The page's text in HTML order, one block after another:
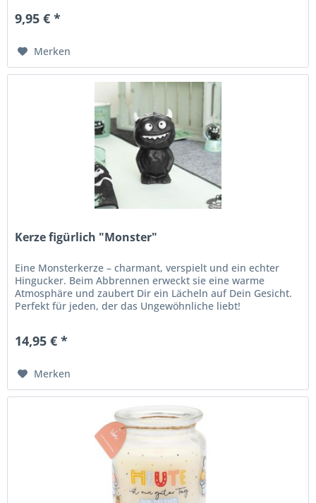
9,95 € *
Merken
Kerze figürlich "Monster"
Eine Monsterkerze – charmant, verspielt und ein echter
Hingucker. Beim Abbrennen erweckt sie eine warme
Atmosphäre und zaubert Dir ein Lächeln auf Dein Gesicht.
Perfekt für jeden, der das Ungewöhnliche liebt!
14,95 € *
Merken